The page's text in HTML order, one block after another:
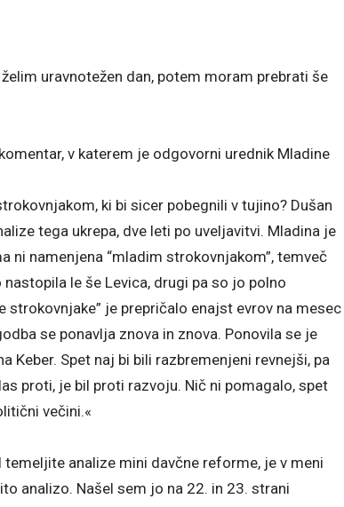
uravnotežen dan, potem moram prebrati še
v katerem je odgovorni urednik Mladine
ki bi sicer pobegnili v tujino? Dušan
tega ukrepa, dve leti po uveljavitvi. Mladina je
ni namenjena “mladim strokovnjakom”, temveč
le še Levica, drugi pa so jo polno
strokovnjake” je prepričalo enajst evrov na mesec
se ponavlja znova in znova. Ponovila se je
Keber. Spet naj bi bili razbremenjeni revnejši, pa
proti, je bil proti razvoju. Nič ni pomagalo, spet
večini.«
analize mini davčne reforme, je v meni
analizo. Našel sem jo na 22. in 23. strani